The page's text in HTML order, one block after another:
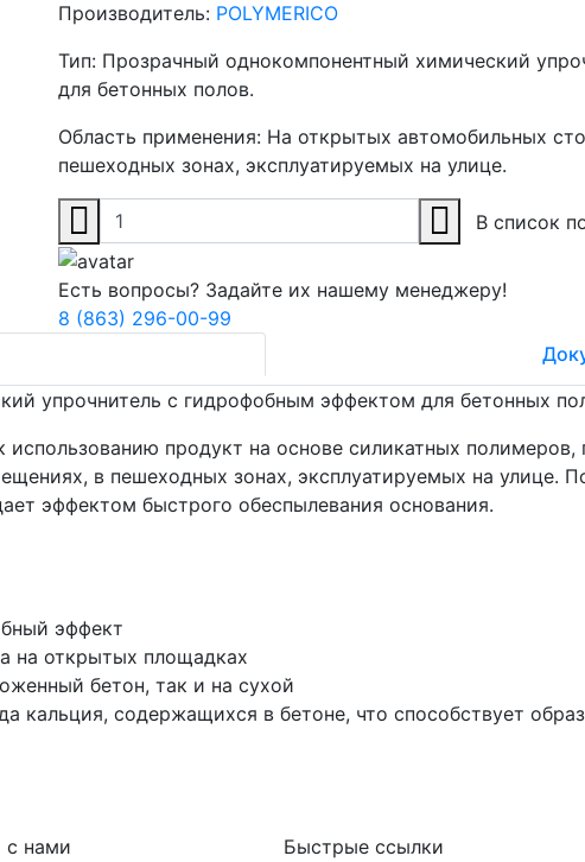
Производитель: POLYMERICO
Тип: Прозрачный однокомпонентный химический
для бетонных полов.
Область применения: На открытых автомобильных
пешеходных зонах, эксплуатируемых на улице.
В список
Есть вопросы? Задайте их нашему менеджеру!
8 (863) 296-00-99
упрочнитель с гидрофобным эффектом для бетонных
использованию продукт на основе силикатных
в пешеходных зонах, эксплуатируемых на улице.
эффектом быстрого обеспылевания основания.
эффект
на открытых площадках
бетон, так и на сухой
кальция, содержащихся в бетоне, что способствует
с нами
Быстрые ссылки